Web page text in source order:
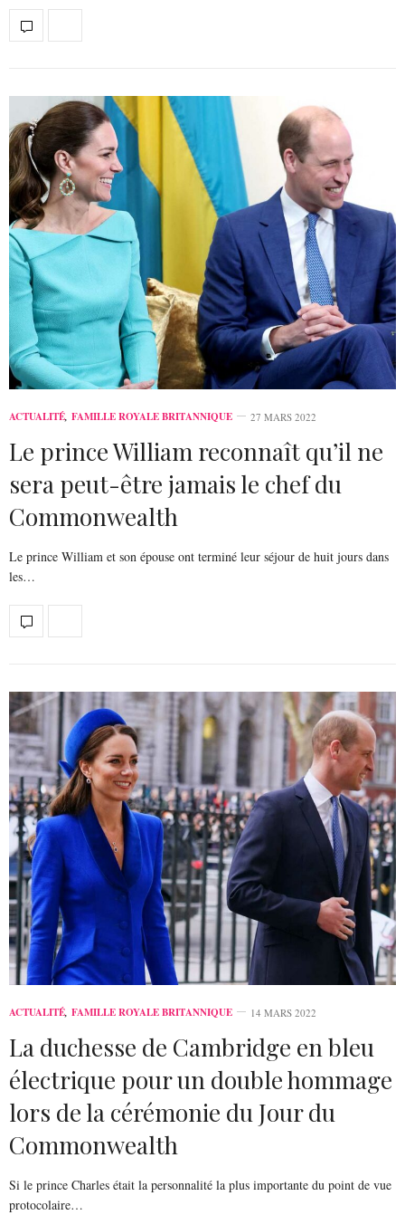
ACTUALITÉ, FAMILLE ROYALE BRITANNIQUE 27 MARS 2022
Le prince William reconnaît qu’il ne
sera peut-être jamais le chef du
Commonwealth
Le prince William et son épouse ont terminé leur séjour de huit jours dans
les…
ACTUALITÉ, FAMILLE ROYALE BRITANNIQUE 14 MARS 2022
La duchesse de Cambridge en bleu
électrique pour un double hommage
lors de la cérémonie du Jour du
Commonwealth
Si le prince Charles était la personnalité la plus importante du point de vue
protocolaire…